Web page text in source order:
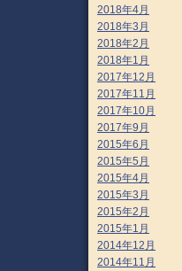
2018年4月
2018年3月
2018年2月
2018年1月
2017年12月
2017年11月
2017年10月
2017年9月
2015年6月
2015年5月
2015年4月
2015年3月
2015年2月
2015年1月
2014年12月
2014年11月